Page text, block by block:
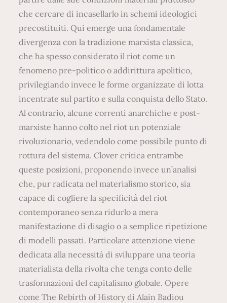
che cercare di incasellarlo in schemi ideologici
precostituiti. Qui emerge una fondamentale
divergenza con la tradizione marxista classica,
che ha spesso considerato il riot come un
fenomeno pre-politico o addirittura apolitico,
privilegiando invece le forme organizzate di lotta
incentrate sul partito e sulla conquista dello Stato.
Al contrario, alcune correnti anarchiche e post-
marxiste hanno colto nel riot un potenziale
rivoluzionario, vedendolo come possibile punto di
rottura del sistema. Clover critica entrambe
queste posizioni, proponendo invece un’analisi
che, pur radicata nel materialismo storico, sia
capace di cogliere la specificità del riot
contemporaneo senza ridurlo a mera
manifestazione di disagio o a semplice ripetizione
di modelli passati. Particolare attenzione viene
dedicata alla necessità di sviluppare una teoria
materialista della rivolta che tenga conto delle
trasformazioni del capitalismo globale. Opere
come The Rebirth of History di Alain Badiou